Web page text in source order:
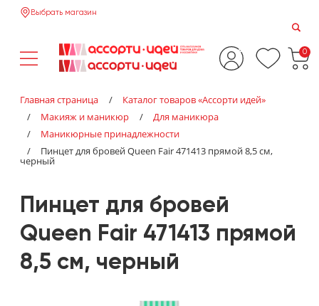
Выбрать магазин
0
Главная страница /
Каталог товаров «‎Ассорти идей»‎
/
Макияж и маникюр /
Для маникюра
/
Маникюрные принадлежности
/
Пинцет для бровей Queen Fair 471413 прямой 8,5 см,
черный
Пинцет для бровей
Queen Fair 471413 прямой
8,5 см, черный